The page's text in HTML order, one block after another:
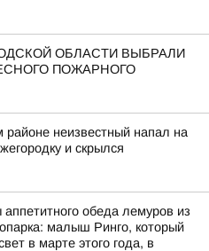
ОБЛАСТИ ВЫБРАЛИ
ПОЖАРНОГО
районе неизвестный напал на
и скрылся
обеда лемуров из
малыш Ринго, который
в марте этого года, в